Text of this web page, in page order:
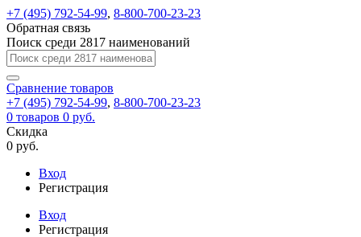
+7 (495) 792-54-99, 8-800-700-23-23
Обратная связь
Поиск среди 2817 наименований
Сравнение товаров
+7 (495) 792-54-99, 8-800-700-23-23
0 товаров 0 руб.
Скидка
0 руб.
Вход
Регистрация
Вход
Регистрация